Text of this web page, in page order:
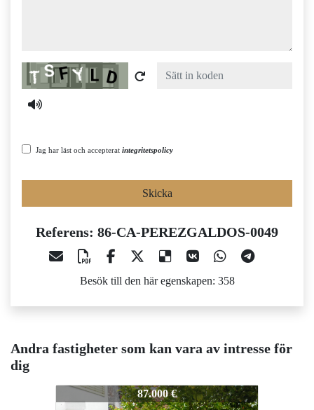
Captcha
Jag har läst och accepterat integritetspolicy
Skicka
Referens: 86-CA-PEREZGALDOS-0049
Besök till den här egenskapen: 358
Andra fastigheter som kan vara av intresse för
dig
86-CA-PEREZGALDOS-0049
87.000 €
86-CA-PEREZGALDOS-0049
135.000 €